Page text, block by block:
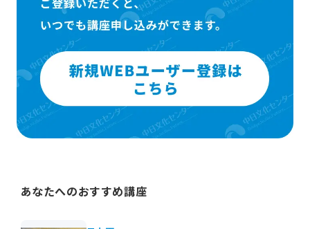
あなたへのおすすめ講座